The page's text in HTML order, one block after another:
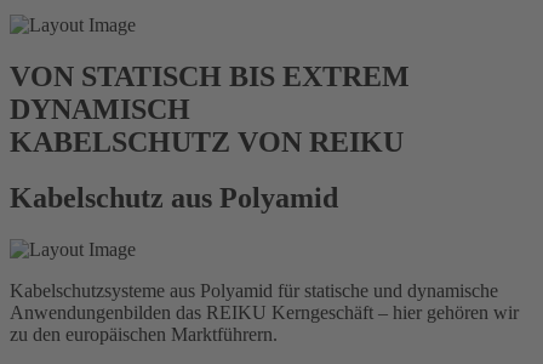
VON STATISCH BIS EXTREM
DYNAMISCH
KABELSCHUTZ VON REIKU
Kabelschutz aus Polyamid
Kabelschutzsysteme aus Polyamid für statische und dynamische
Anwendungenbilden das REIKU Kerngeschäft – hier gehören wir
zu den europäischen Marktführern.